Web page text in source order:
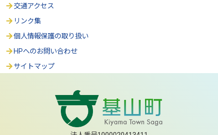
交通アクセス
リンク集
個人情報保護の取り扱い
HPへのお問い合わせ
サイトマップ